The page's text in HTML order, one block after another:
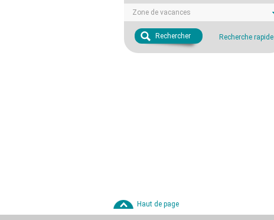
Zone de vacances
Recherche rapide
Rechercher
Haut de page